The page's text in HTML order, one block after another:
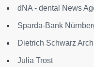
dNA - dental News
Sparda-Bank
Dietrich Schwarz
Julia Trost